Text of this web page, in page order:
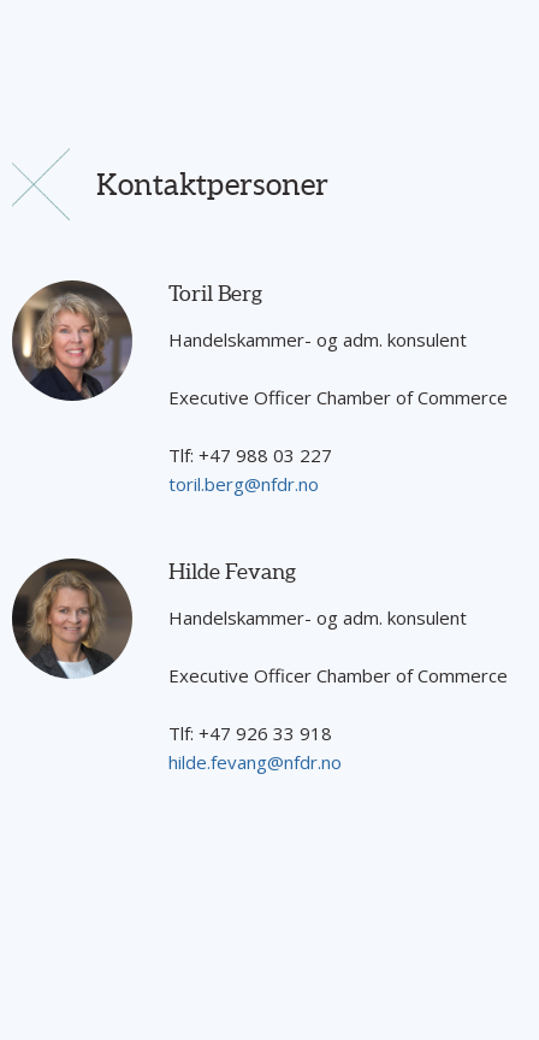
Kontaktpersoner
Toril Berg
Handelskammer- og adm. konsulent
Executive Officer Chamber of Commerce
Tlf: +47 988 03 227
toril.berg@nfdr.no
Hilde Fevang
Handelskammer- og adm. konsulent
Executive Officer Chamber of Commerce
Tlf: +47 926 33 918
hilde.fevang@nfdr.no